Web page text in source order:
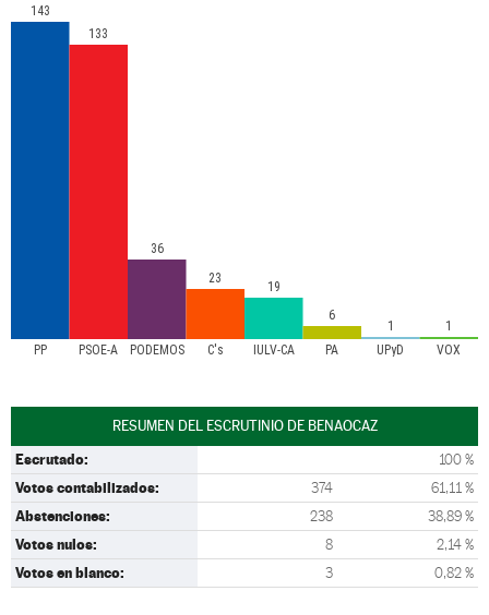
PP PSOE-A PODEMOS C's IULV-CA PA UPyD VOX
143
133
36
23
19
6
1 1
RESUMEN DEL ESCRUTINIO DE BENAOCAZ
Escrutado: 100 %
Votos contabilizados: 374 61,11 %
Abstenciones: 238 38,89 %
Votos nulos: 8 2,14 %
Votos en blanco: 3 0,82 %